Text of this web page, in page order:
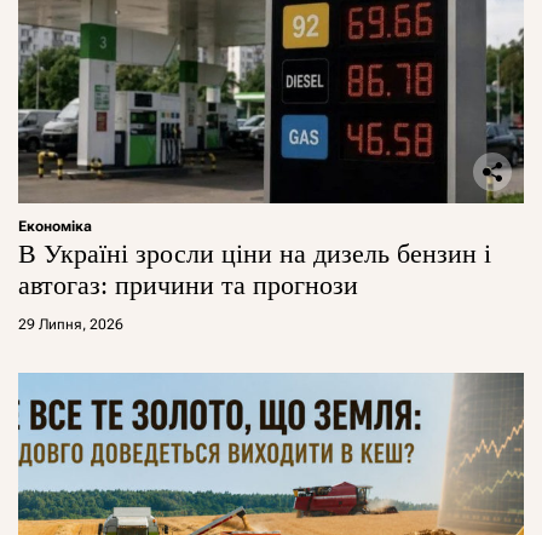
Економіка
В Україні зросли ціни на дизель бензин і
автогаз: причини та прогнози
29 Липня, 2026